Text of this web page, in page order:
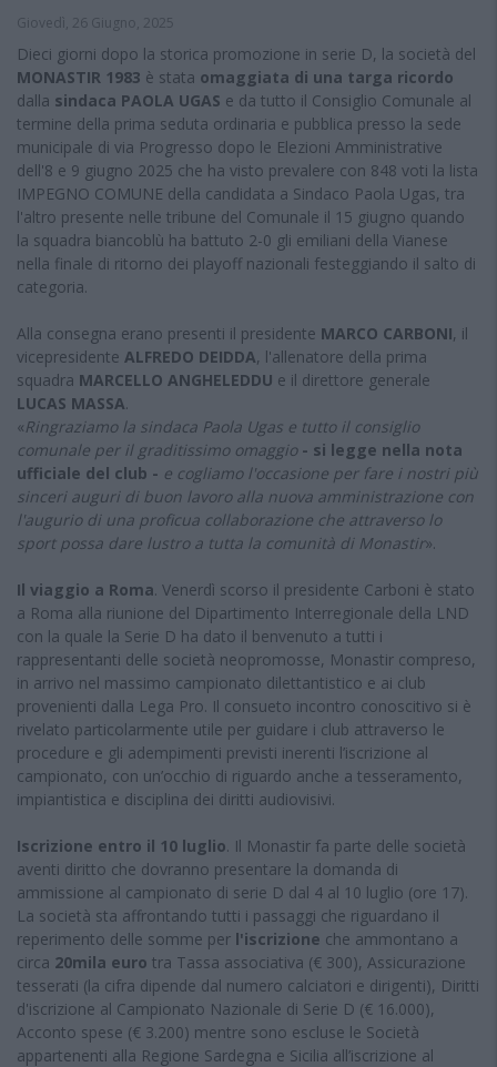
Giovedì, 26 Giugno, 2025
Dieci giorni dopo la storica promozione in serie D, la società del
MONASTIR 1983 è stata omaggiata di una targa ricordo
dalla sindaca PAOLA UGAS e da tutto il Consiglio Comunale al
termine della prima seduta ordinaria e pubblica presso la sede
municipale di via Progresso dopo le Elezioni Amministrative
dell'8 e 9 giugno 2025 che ha visto prevalere con 848 voti la lista
IMPEGNO COMUNE della candidata a Sindaco Paola Ugas, tra
l'altro presente nelle tribune del Comunale il 15 giugno quando
la squadra biancoblù ha battuto 2-0 gli emiliani della Vianese
nella finale di ritorno dei playoff nazionali festeggiando il salto di
categoria.
Alla consegna erano presenti il presidente MARCO CARBONI, il
vicepresidente ALFREDO DEIDDA, l'allenatore della prima
squadra MARCELLO ANGHELEDDU e il direttore generale
LUCAS MASSA.
«Ringraziamo la sindaca Paola Ugas e tutto il consiglio
comunale per il graditissimo omaggio - si legge nella nota
ufficiale del club - e cogliamo l'occasione per fare i nostri più
sinceri auguri di buon lavoro alla nuova amministrazione con
l'augurio di una proficua collaborazione che attraverso lo
sport possa dare lustro a tutta la comunità di Monastir».
Il viaggio a Roma. Venerdì scorso il presidente Carboni è stato
a Roma alla riunione del Dipartimento Interregionale della LND
con la quale la Serie D ha dato il benvenuto a tutti i
rappresentanti delle società neopromosse, Monastir compreso,
in arrivo nel massimo campionato dilettantistico e ai club
provenienti dalla Lega Pro. Il consueto incontro conoscitivo si è
rivelato particolarmente utile per guidare i club attraverso le
procedure e gli adempimenti previsti inerenti l’iscrizione al
campionato, con un’occhio di riguardo anche a tesseramento,
impiantistica e disciplina dei diritti audiovisivi.
Iscrizione entro il 10 luglio. Il Monastir fa parte delle società
aventi diritto che dovranno presentare la domanda di
ammissione al campionato di serie D dal 4 al 10 luglio (ore 17).
La società sta affrontando tutti i passaggi che riguardano il
reperimento delle somme per l'iscrizione che ammontano a
circa 20mila euro tra Tassa associativa (€ 300), Assicurazione
tesserati (la cifra dipende dal numero calciatori e dirigenti), Diritti
d'iscrizione al Campionato Nazionale di Serie D (€ 16.000),
Acconto spese (€ 3.200) mentre sono escluse le Società
appartenenti alla Regione Sardegna e Sicilia all’iscrizione al